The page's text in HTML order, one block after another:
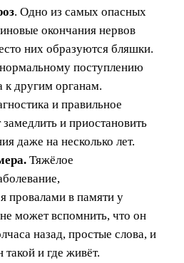
. Одно из самых опасных
окончания нервов
них образуются бляшки.
поступлению
к другим органам.
и правильное
и приостановить
даже на несколько лет.
Тяжёлое
провалами в памяти у
может вспомнить, что он
назад, простые слова, и
и где живёт.